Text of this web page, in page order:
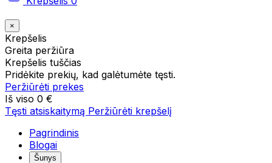
×
Krepšelis
Greita peržiūra
Krepšelis tuščias
Pridėkite prekių, kad galėtumėte tęsti.
Peržiūrėti prekes
Iš viso 0 €
Tęsti atsiskaitymą Peržiūrėti krepšelį
Pagrindinis
Blogai
Šunys